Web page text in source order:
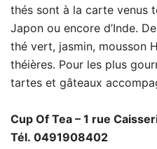
thés sont à la carte venus
Japon ou encore d’Inde.
thé vert, jasmin, mousson
théières. Pour les plus
tartes et gâteaux
Cup Of Tea – 1 rue
Tél. 0491908402